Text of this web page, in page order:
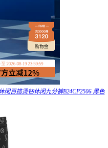
闲百搭烫钻休闲九分裤B24CP2506 黑色